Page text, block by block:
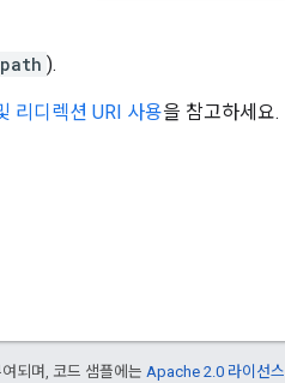
).
리디렉션 URI 사용을 참고하세요.
되며, 코드 샘플에는 Apache 2.0 라이선스